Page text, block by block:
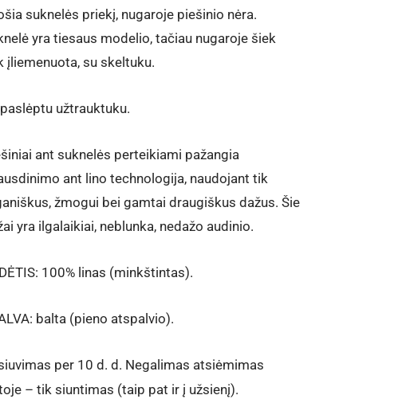
suknelės priekį, nugaroje piešinio nėra.
yra tiesaus modelio, tačiau nugaroje šiek
įliemenuota, su skeltuku.
užtrauktuku.
ant suknelės perteikiami pažangia
ant lino technologija, naudojant tik
žmogui bei gamtai draugiškus dažus. Šie
yra ilgalaikiai, neblunka, nedažo audinio.
100% linas (minkštintas).
balta (pieno atspalvio).
per 10 d. d. Negalimas atsiėmimas
– tik siuntimas (taip pat ir į užsienį).